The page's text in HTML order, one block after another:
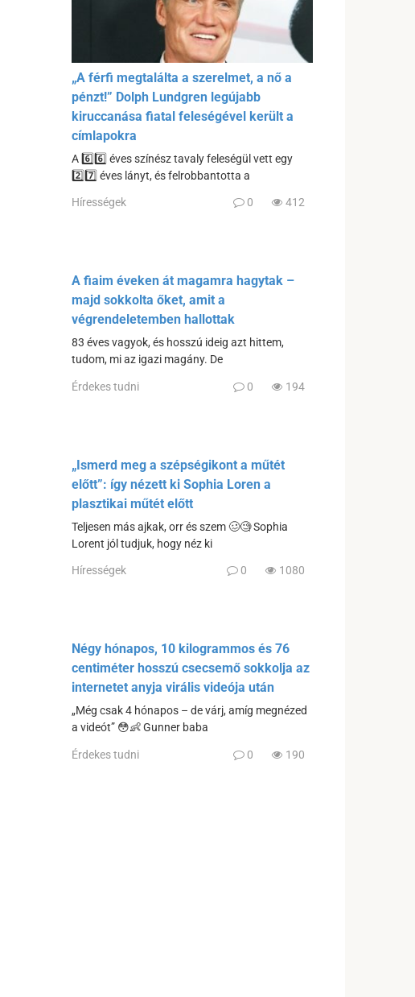
„A férfi megtalálta a szerelmet, a nő a
pénzt!” Dolph Lundgren legújabb
kiruccanása fiatal feleségével került a
címlapokra
A 6️⃣6️⃣ éves színész tavaly feleségül vett egy
2️⃣7️⃣ éves lányt, és felrobbantotta a
Hírességek 0 412
A fiaim éveken át magamra hagytak –
majd sokkolta őket, amit a
végrendeletemben hallottak
83 éves vagyok, és hosszú ideig azt hittem,
tudom, mi az igazi magány. De
Érdekes tudni 0 194
„Ismerd meg a szépségikont a műtét
előtt”: így nézett ki Sophia Loren a
plasztikai műtét előtt
Teljesen más ajkak, orr és szem 🥴🧐 Sophia
Lorent jól tudjuk, hogy néz ki
Hírességek 0 1080
Négy hónapos, 10 kilogrammos és 76
centiméter hosszú csecsemő sokkolja az
internetet anyja virális videója után
„Még csak 4 hónapos – de várj, amíg megnézed
a videót” 😳👶 Gunner baba
Érdekes tudni 0 190